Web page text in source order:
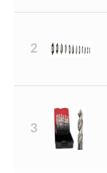
2
3